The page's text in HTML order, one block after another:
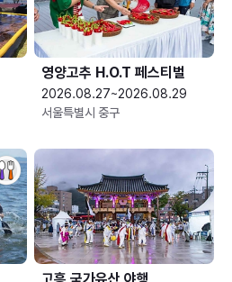
영양고추 H.O.T 페스티벌
2026.08.27~2026.08.29
서울특별시 중구